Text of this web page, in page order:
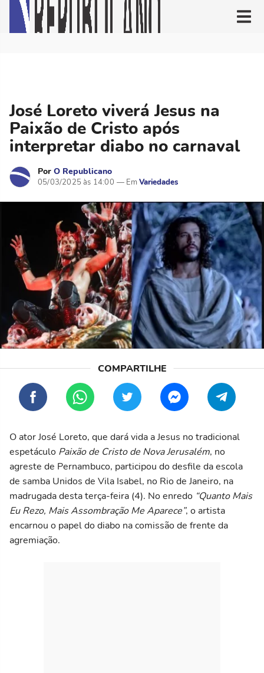
José Loreto viverá Jesus na
Paixão de Cristo após
interpretar diabo no carnaval
Por O Republicano
05/03/2025 às 14:00 Variedades
O ator José Loreto, que dará vida a Jesus no tradicional
espetáculo Paixão de Cristo de Nova Jerusalém, no
agreste de Pernambuco, participou do desfile da escola
de samba Unidos de Vila Isabel, no Rio de Janeiro, na
madrugada desta terça-feira (4). No enredo “Quanto Mais
Eu Rezo, Mais Assombração Me Aparece”, o artista
encarnou o papel do diabo na comissão de frente da
agremiação.